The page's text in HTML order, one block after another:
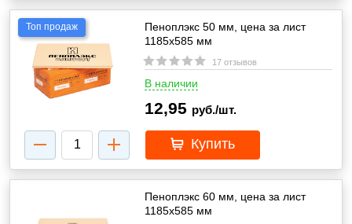
Топ продаж
Пеноплэкс 50 мм, цена за лист
1185х585 мм
17 отзывов
В наличии
12,95 руб./шт.
Купить
Пеноплэкс 60 мм, цена за лист
1185х585 мм